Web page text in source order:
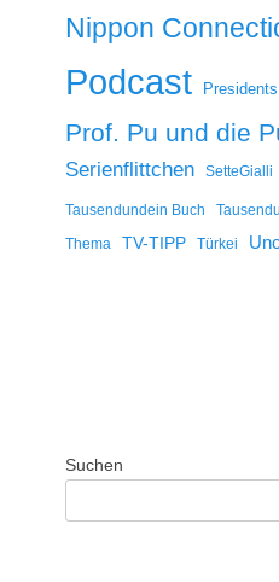
Nippon
Podcast Presidents
Prof. Pu und die
Serienflittchen SetteGialli
Tausendundein Buch
Thema TV-TIPP Türkei
Suchen